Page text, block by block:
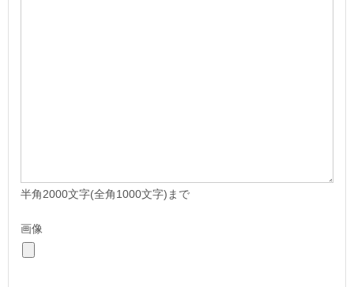
半角2000文字(全角1000文字)まで
画像